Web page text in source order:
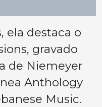
ela destaca o
, gravado
de Niemeyer
Anthology
Music.